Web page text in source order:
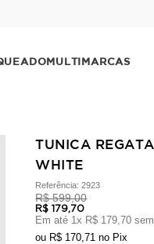
Pague no pix
MULTIMARCAS
TUNICA
WHITE
Referência:2923
R$ 599,00
R$ 179,70
Em até 1x R$ 179,70
ou R$ 170,71 no Pix